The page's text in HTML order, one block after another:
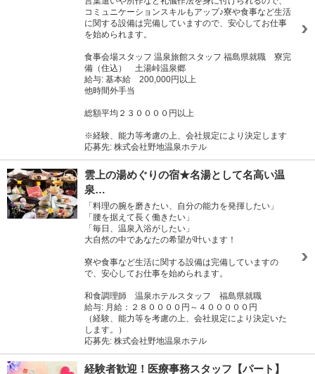
コミュニケーションスキルもアップ♪寮や食事など生活
に関する設備は完備していますので、安心してお仕事
を始められます。
食事会場スタッフ 温泉旅館スタッフ 福島県就職 寮完
備（住込） 土湯峠温泉郷
給与: 基本給 200,000円以上
他時間外手当
総額平均２３００００円以上
※経験、能力等考慮の上、会社規定により決定します
応募先: 株式会社野地温泉ホテル
雲上の湯めぐりの宿★名湯として名高い温
泉…
「料理の腕を磨きたい、自分の能力を発揮したい」
「腰を据えて長く働きたい」
「毎日、温泉入浴がしたい」
大自然の中であなたの希望が叶います！
寮や食事など生活に関する設備は完備していますの
で、安心してお仕事を始められます。
和食調理師 温泉ホテルスタッフ 福島県就職
給与: 月給：２８００００円～４０００００円
（経験、能力等を考慮の上、会社規定により決定いた
します。）
応募先: 株式会社野地温泉ホテル
経験者歓迎！医療事務スタッフ【パート】